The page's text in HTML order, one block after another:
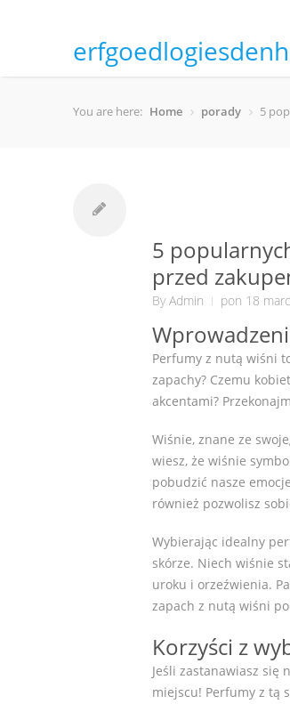
You are here: Home porady 5
5
przed
ByAdmin pon 18
Perfumy z nutą wiśni
zapachy? Czemu
akcentami?
Wiśnie, znane ze
wiesz, że wiśnie
pobudzić nasze
również pozwolisz
Wybierając idealny
skórze. Niech wiśnie
uroku i orzeźwienia.
zapach z nutą wiśni
Korzyści z
Jeśli zastanawiasz
miejscu! Perfumy z tą